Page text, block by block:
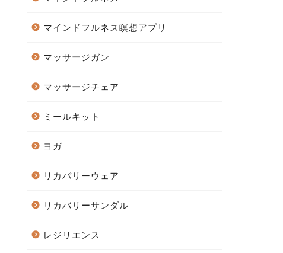
マインドフルネス瞑想アプリ
マッサージガン
マッサージチェア
ミールキット
ヨガ
リカバリーウェア
リカバリーサンダル
レジリエンス